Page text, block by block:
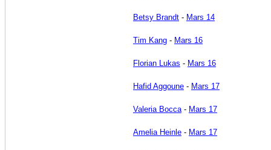
Betsy Brandt - Mars 14
Tim Kang - Mars 16
Florian Lukas - Mars 16
Hafid Aggoune - Mars 17
Valeria Bocca- Mars 17
Amelia Heinle - Mars 17